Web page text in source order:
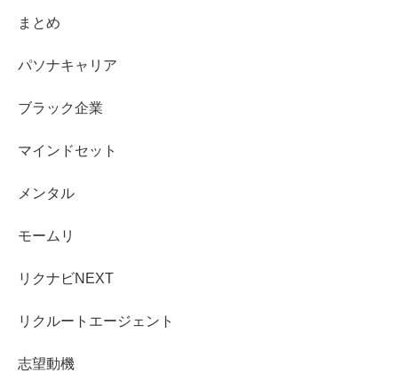
まとめ
パソナキャリア
ブラック企業
マインドセット
メンタル
モームリ
リクナビNEXT
リクルートエージェント
志望動機